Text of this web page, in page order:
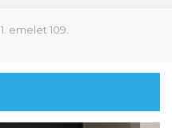
1. emelet 109.